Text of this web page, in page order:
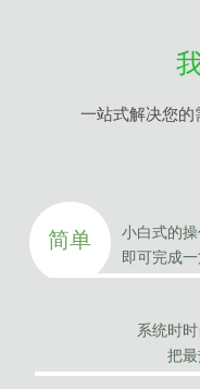
一站式解决您的
简单
小白式的
即可完成
系统时
把